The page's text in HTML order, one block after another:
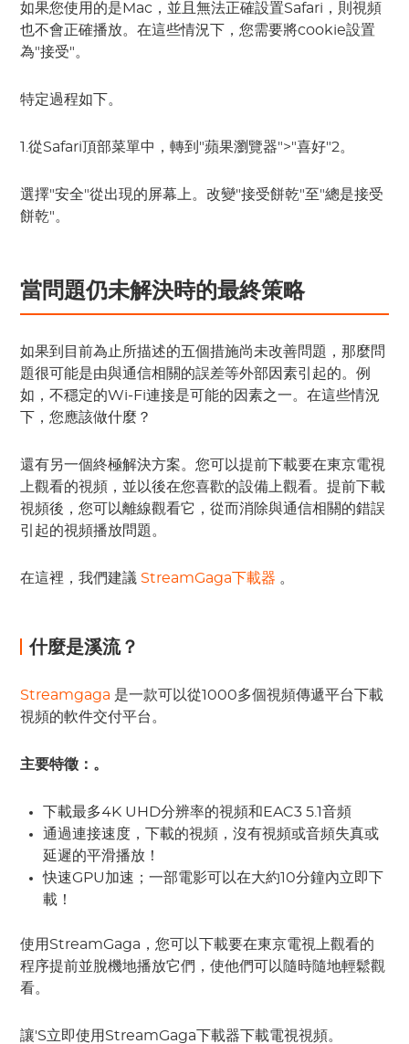
如果您使用的是Mac，並且無法正確設置Safari，則視頻
也不會正確播放。在這些情況下，您需要將cookie設置
為"接受"。
特定過程如下。
1.從Safari頂部菜單中，轉到"蘋果瀏覽器">"喜好"2。
選擇"安全"從出現的屏幕上。改變"接受餅乾"至"總是接受
餅乾"。
當問題仍未解決時的最終策略
如果到目前為止所描述的五個措施尚未改善問題，那麼問
題很可能是由與通信相關的誤差等外部因素引起的。例
如，不穩定的Wi-Fi連接是可能的因素之一。在這些情況
下，您應該做什麼？
還有另一個終極解決方案。您可以提前下載要在東京電視
上觀看的視頻，並以後在您喜歡的設備上觀看。提前下載
視頻後，您可以離線觀看它，從而消除與通信相關的錯誤
引起的視頻播放問題。
在這裡，我們建議 StreamGaga下載器 。
什麼是溪流？
Streamgaga 是一款可以從1000多個視頻傳遞平台下載
視頻的軟件交付平台。
主要特徵：。
下載最多4K UHD分辨率的視頻和EAC3 5.1音頻
通過連接速度，下載的視頻，沒有視頻或音頻失真或
延遲的平滑播放！
快速GPU加速；一部電影可以在大約10分鐘內立即下
載！
使用StreamGaga，您可以下載要在東京電視上觀看的
程序提前並脫機地播放它們，使他們可以隨時隨地輕鬆觀
看。
讓'S立即使用StreamGaga下載器下載電視視頻。